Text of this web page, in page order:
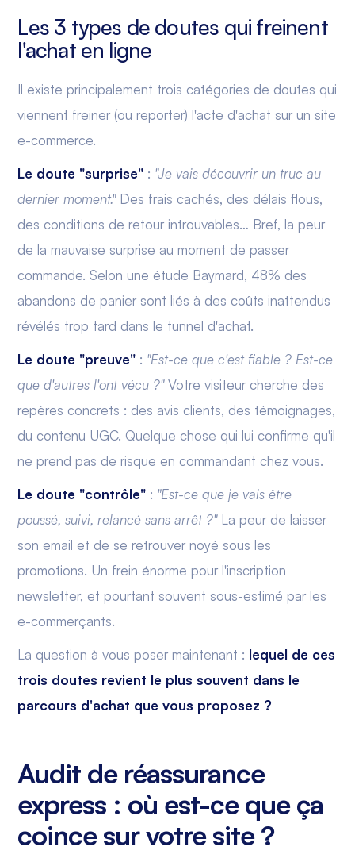
Les 3 types de doutes qui freinent
l'achat en ligne
Il existe principalement trois catégories de doutes qui
viennent freiner (ou reporter) l'acte d'achat sur un site
e-commerce.
Le doute "surprise" : "Je vais découvrir un truc au
dernier moment."Des frais cachés, des délais flous,
des conditions de retour introuvables… Bref, la peur
de la mauvaise surprise au moment de passer
commande. Selon une étude Baymard, 48% des
abandons de panier sont liés à des coûts inattendus
révélés trop tard dans le tunnel d'achat.
Le doute "preuve" : "Est-ce que c'est fiable ? Est-ce
que d'autres l'ont vécu ?"Votre visiteur cherche des
repères concrets : des avis clients, des témoignages,
du contenu UGC. Quelque chose qui lui confirme qu'il
ne prend pas de risque en commandant chez vous.
Le doute "contrôle" : "Est-ce que je vais être
poussé, suivi, relancé sans arrêt ?"La peur de laisser
son email et de se retrouver noyé sous les
promotions. Un frein énorme pour l'inscription
newsletter, et pourtant souvent sous-estimé par les
e-commerçants.
La question à vous poser maintenant : lequel de ces
trois doutes revient le plus souvent dans le
parcours d'achat que vous proposez ?
Audit de réassurance
express : où est-ce que ça
coince sur votre site ?